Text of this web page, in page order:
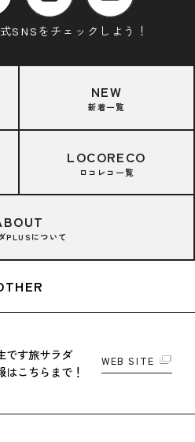
SNSをチェックしよう！
NEW
新着一覧
LOCORECO
ロコレコ一覧
PLUSについて
です旅サラダ
はこちらまで！
WEB SITE